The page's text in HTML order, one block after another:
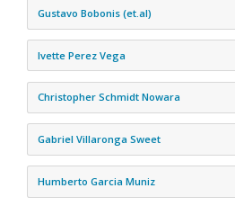
Gustavo Bobonis (et.al)
Ivette Perez Vega
Christopher Schmidt Nowara
Gabriel Villaronga Sweet
Humberto Garcia Muniz